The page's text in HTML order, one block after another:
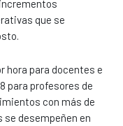
que se
hora para docentes e
para profesores de
con más de
se desempeñen en